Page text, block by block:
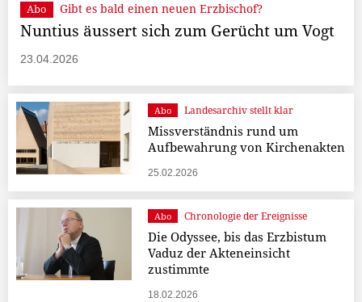
Abo Gibt es bald einen neuen Erzbischof?
Nuntius äussert sich zum Gerücht um Vogt
23.04.2026
Abo Landesarchiv stellt klar
Missverständnis rund um
Aufbewahrung von Kirchenakten
25.02.2026
Abo Chronologie der Ereignisse
Die Odyssee, bis das Erzbistum
Vaduz der Akteneinsicht
zustimmte
18.02.2026